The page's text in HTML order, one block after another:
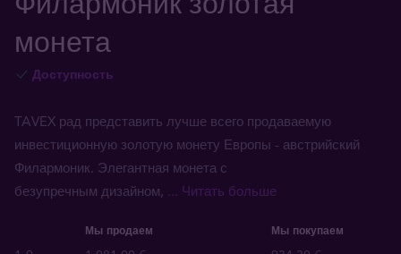
монета
Доступность
TAVEX рад представить лучше всего продаваемую
инвестиционную золотую монету Европы - австрийский
Филармоник. Элегантная монета с
безупречным дизайном, ... Читать больше
Мы продаем Мы покупаем